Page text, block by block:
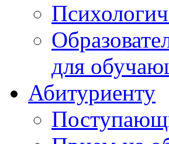
для
Абитуриенту